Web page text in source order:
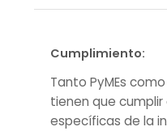
Cumplimiento:
Tanto PyMEs
tienen que
específicas de la